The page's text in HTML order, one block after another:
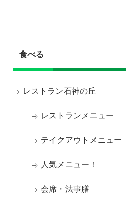
食べる
レストラン石神の丘
レストランメニュー
テイクアウトメニュー
人気メニュー！
会席・法事膳